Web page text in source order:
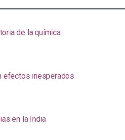
de la química
efectos inesperados
en la India